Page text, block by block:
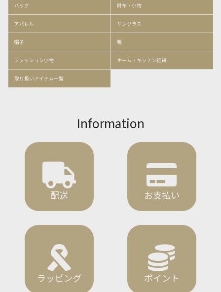
バッグ 財布・小物
アパレル サングラス
帽子 靴
ファッション小物 ホーム・キッチン雑貨
取り扱いアイテム一覧
Information
配送 お支払い
ラッピング ポイント